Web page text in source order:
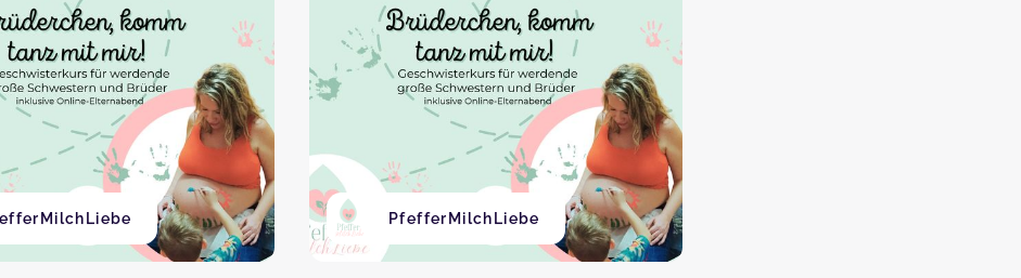
PfefferMilchLiebe